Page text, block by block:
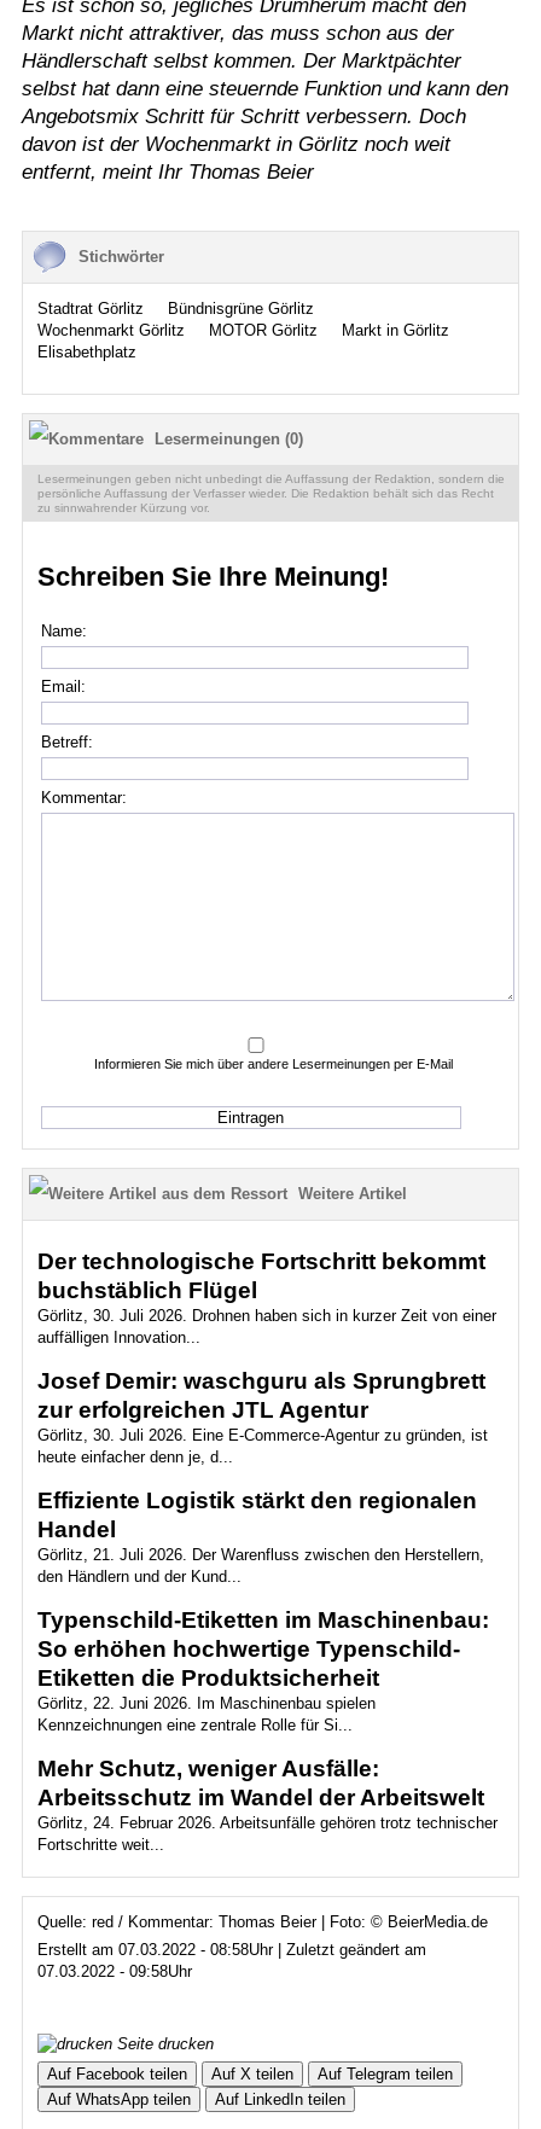
Es ist schon so, jegliches Drumherum macht den
Markt nicht attraktiver, das muss schon aus der
Händlerschaft selbst kommen. Der Marktpächter
selbst hat dann eine steuernde Funktion und kann den
Angebotsmix Schritt für Schritt verbessern. Doch
davon ist der Wochenmarkt in Görlitz noch weit
entfernt, meint Ihr Thomas Beier
Stichwörter
Stadtrat Görlitz
Bündnisgrüne Görlitz
Wochenmarkt Görlitz
MOTOR Görlitz
Markt in Görlitz
Elisabethplatz
Lesermeinungen (0)
Lesermeinungen geben nicht unbedingt die Auffassung der Redaktion, sondern die
persönliche Auffassung der Verfasser wieder. Die Redaktion behält sich das Recht
zu sinnwahrender Kürzung vor.
Schreiben Sie Ihre Meinung!
Name:
Email:
Betreff:
Kommentar:
Informieren Sie mich über andere Lesermeinungen per E-Mail
Weitere Artikel
Der technologische Fortschritt bekommt
buchstäblich Flügel
Görlitz, 30. Juli 2026. Drohnen haben sich in kurzer Zeit von einer
auffälligen Innovation...
Josef Demir: waschguru als Sprungbrett
zur erfolgreichen JTL Agentur
Görlitz, 30. Juli 2026. Eine E-Commerce-Agentur zu gründen, ist
heute einfacher denn je, d...
Effiziente Logistik stärkt den regionalen
Handel
Görlitz, 21. Juli 2026. Der Warenfluss zwischen den Herstellern,
den Händlern und der Kund...
Typenschild-Etiketten im Maschinenbau:
So erhöhen hochwertige Typenschild-
Etiketten die Produktsicherheit
Görlitz, 22. Juni 2026. Im Maschinenbau spielen
Kennzeichnungen eine zentrale Rolle für Si...
Mehr Schutz, weniger Ausfälle:
Arbeitsschutz im Wandel der Arbeitswelt
Görlitz, 24. Februar 2026. Arbeitsunfälle gehören trotz technischer
Fortschritte weit...
Quelle: red / Kommentar: Thomas Beier | Foto: © BeierMedia.de
Erstellt am 07.03.2022 - 08:58Uhr | Zuletzt geändert am
07.03.2022 - 09:58Uhr
Seite drucken
Auf Facebook teilen
Auf X teilen
Auf Telegram teilen
Auf WhatsApp teilen
Auf LinkedIn teilen